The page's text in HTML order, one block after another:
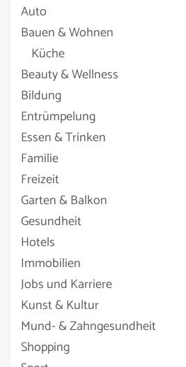
Auto
Bauen & Wohnen
Küche
Beauty & Wellness
Bildung
Entrümpelung
Essen & Trinken
Familie
Freizeit
Garten & Balkon
Gesundheit
Hotels
Immobilien
Jobs und Karriere
Kunst & Kultur
Mund- & Zahngesundheit
Shopping